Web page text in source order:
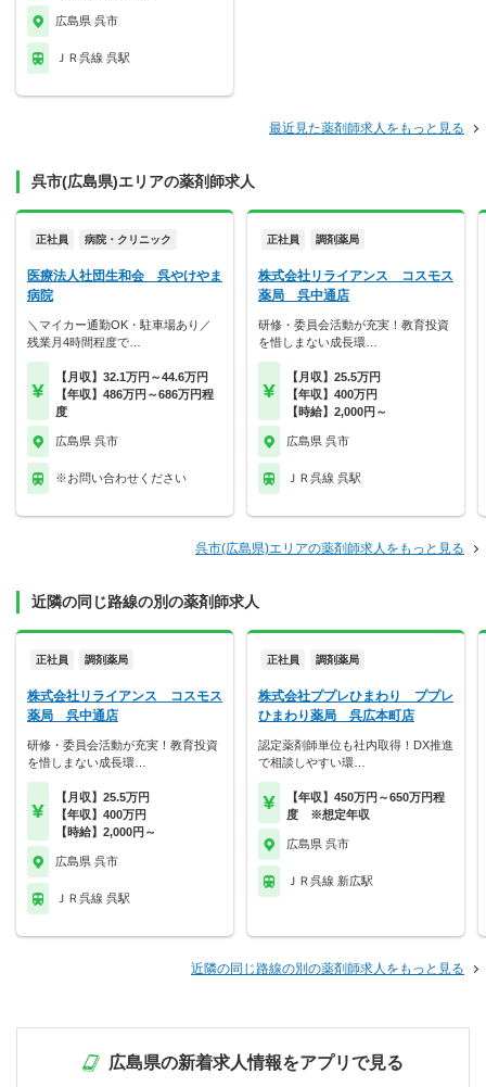
広島県 呉市
ＪＲ呉線 呉駅
最近見た薬剤師求人をもっと見る
呉市(広島県)エリアの薬剤師求人
正社員 病院・クリニック
医療法人社団生和会 呉やけやま
病院
＼マイカー通勤OK・駐車場あり／
残業月4時間程度で…
【月収】32.1万円～44.6万円
【年収】486万円～686万円程
度
広島県 呉市
※お問い合わせください
正社員 調剤薬局
株式会社リライアンス コスモス
薬局 呉中通店
研修・委員会活動が充実！教育投資
を惜しまない成長環…
【月収】25.5万円
【年収】400万円
【時給】2,000円～
広島県 呉市
ＪＲ呉線 呉駅
呉市(広島県)エリアの薬剤師求人をもっと見る
近隣の同じ路線の別の薬剤師求人
正社員 調剤薬局
株式会社リライアンス コスモス
薬局 呉中通店
研修・委員会活動が充実！教育投資
を惜しまない成長環…
【月収】25.5万円
【年収】400万円
【時給】2,000円～
広島県 呉市
ＪＲ呉線 呉駅
正社員 調剤薬局
株式会社ププレひまわり ププレ
ひまわり薬局 呉広本町店
認定薬剤師単位も社内取得！DX推進
で相談しやすい環…
【年収】450万円～650万円程
度 ※想定年収
広島県 呉市
ＪＲ呉線 新広駅
近隣の同じ路線の別の薬剤師求人をもっと見る
広島県の新着求人情報をアプリで見る